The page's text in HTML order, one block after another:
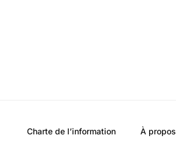
Charte de l’information À propos